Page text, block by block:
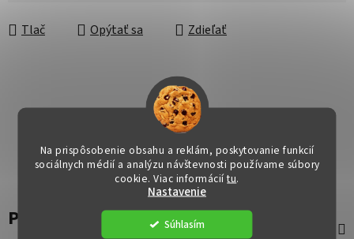
Na prispôsobenie obsahu a reklám, poskytovanie funkcií
sociálnych médií a analýzu návštevnosti používame súbory
cookie. Viac informáciítu.
Nastavenie
Súhlasím
Tlač Opýtať sa Zdieľať
Popis